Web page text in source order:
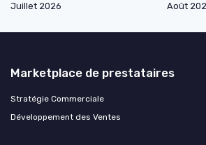
Juillet 2026
Août
Marketplace de prestataires
Stratégie Commerciale
Développement des Ventes